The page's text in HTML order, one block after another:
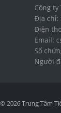
Công ty
Địa chỉ:
Điện
Email:
Số
Người
© 2026 Trung Tâm